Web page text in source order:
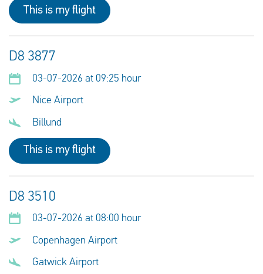
This is my flight
D8 3877
03-07-2026 at 09:25 hour
Nice Airport
Billund
This is my flight
D8 3510
03-07-2026 at 08:00 hour
Copenhagen Airport
Gatwick Airport